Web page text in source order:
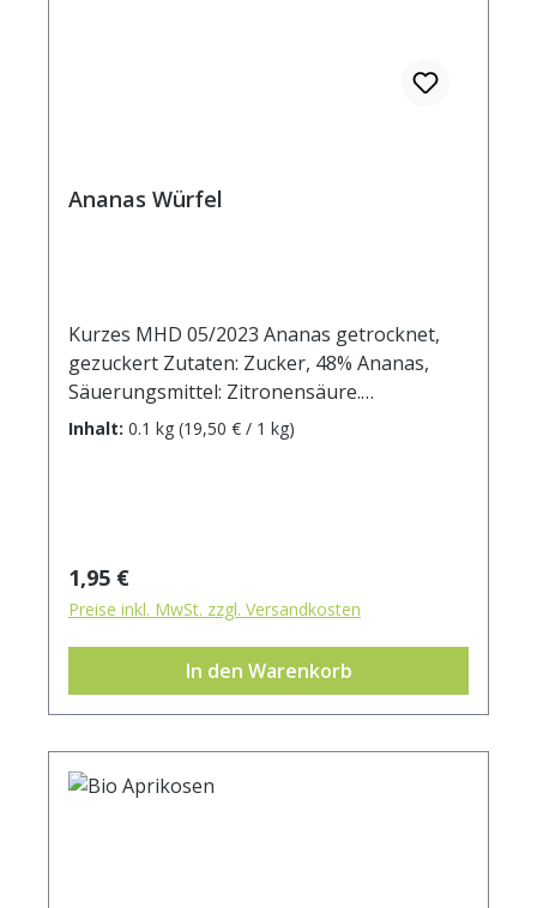
Ananas Würfel
Kurzes MHD 05/2023 Ananas getrocknet,
gezuckert Zutaten: Zucker, 48% Ananas,
Säuerungsmittel: Zitronensäure.
Durchschnittliche Brennwerte je 100 g
Brennwert 1592 kJ / 380 kcal Fett 0,0 g
Inhalt: 0.1 kg (19,50 € / 1 kg)
Regulärer Preis:
1,95 €
Preise inkl. MwSt. zzgl. Versandkosten
In den Warenkorb